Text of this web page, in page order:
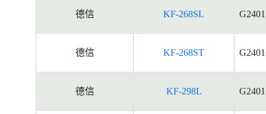
德信 KF-268SL
德信 KF-268ST
德信 KF-298L